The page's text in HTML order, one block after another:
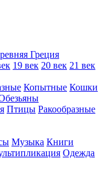
Греция
19 век 20 век 21 век
Копытные Кошки
Птицы Ракообразные
Музыка Книги
Одежда